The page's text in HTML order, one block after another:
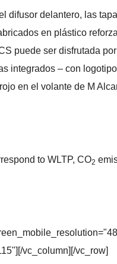
difusor delantero, las
en plástico
puede ser disfrutada
integrados – con
en el volante de M
to WLTP, CO2
vc_column][/vc_row]